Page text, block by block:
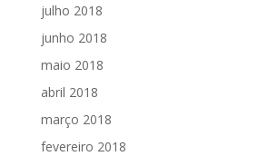
julho 2018
junho 2018
maio 2018
abril 2018
março 2018
fevereiro 2018